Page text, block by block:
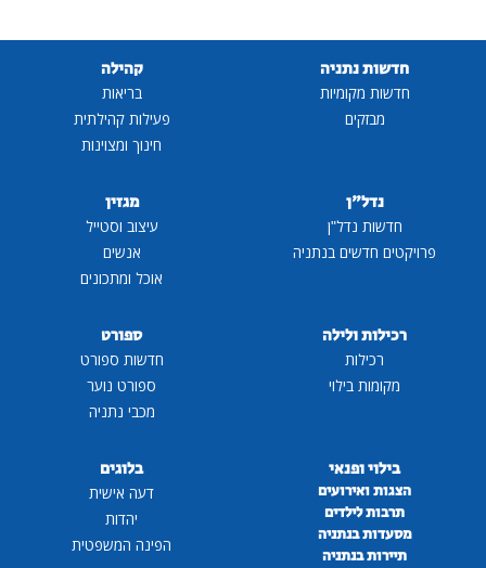
חדשות נתניה
חדשות מקומיות
מבזקים
קהילה
בריאות
פעילות קהילתית
חינוך ומצוינות
נדל"ן
חדשות נדל"ן
פרויקטים חדשים בנתניה
מגזין
עיצוב וסטייל
אנשים
אוכל ומתכונים
רכילות ולילה
רכילות
מקומות בילוי
ספורט
חדשות ספורט
ספורט נוער
מכבי נתניה
בילוי ופנאי
הצגות ואירועים
תרבות לילדים
מסעדות בנתניה
תיירות בנתניה
בלוגים
דעה אישית
יהדות
הפינה המשפטית